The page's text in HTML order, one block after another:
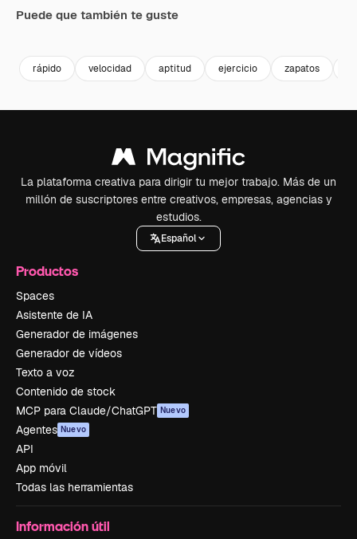
Puede que también te guste
rápido velocidad aptitud ejercicio zapatos
La plataforma creativa para dirigir tu mejor trabajo. Más de un
millón de suscriptores entre creativos, empresas, agencias y
estudios.
Español
Productos
Spaces
Asistente de IA
Generador de imágenes
Generador de vídeos
Texto a voz
Contenido de stock
MCP para Claude/ChatGPT Nuevo
Agentes Nuevo
API
App móvil
Todas las herramientas
Información útil